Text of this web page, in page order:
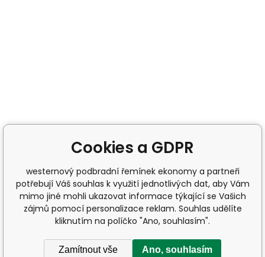
Cookies a GDPR
westernový podbradní řemínek ekonomy a partneři
potřebují Váš souhlas k využití jednotlivých dat, aby Vám
mimo jiné mohli ukazovat informace týkající se Vašich
zájmů pomocí personalizace reklam. Souhlas udělíte
kliknutím na políčko "Ano, souhlasím".
Zamítnout vše Ano, souhlasím